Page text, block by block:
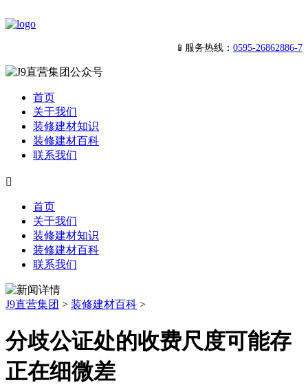
📱服务热线： 0595-26862886-7
首页
关于我们
装修建材知识
装修建材百科
联系我们

首页
关于我们
装修建材知识
装修建材百科
联系我们
J9直营集团 > 装修建材百科 >
分歧公证处的收费尺度可能存
正在细微差